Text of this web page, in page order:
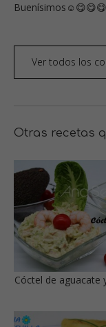
Ver todos los
Otras recetas
Cóctel de aguacate